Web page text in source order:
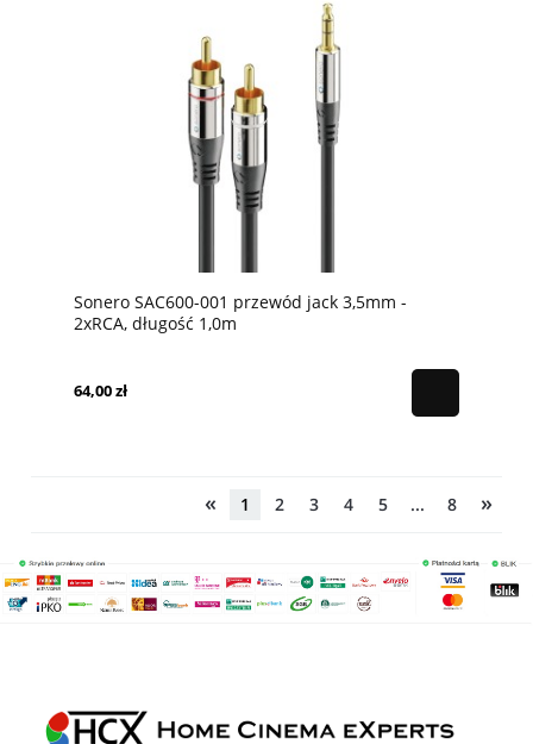
Sonero SAC600-001 przewód jack 3,5mm -
2xRCA, długość 1,0m
64,00 zł
« 1 2 3 4 5 ... 8 »